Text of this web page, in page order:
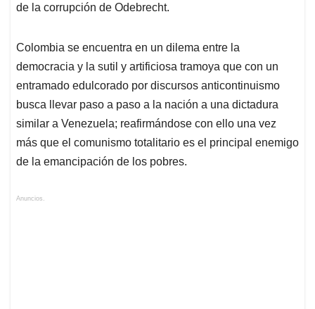
de la corrupción de Odebrecht.
Colombia se encuentra en un dilema entre la
democracia y la sutil y artificiosa tramoya que con un
entramado edulcorado por discursos anticontinuismo
busca llevar paso a paso a la nación a una dictadura
similar a Venezuela; reafirmándose con ello una vez
más que el comunismo totalitario es el principal enemigo
de la emancipación de los pobres.
Anuncios.